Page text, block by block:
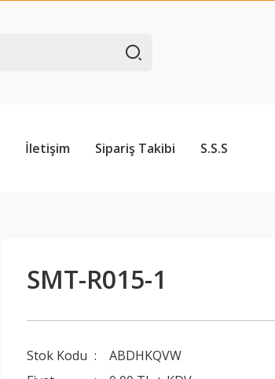
İletişim Sipariş Takibi S.S.S
SMT-R015-1
Stok Kodu
ABDHKQVW